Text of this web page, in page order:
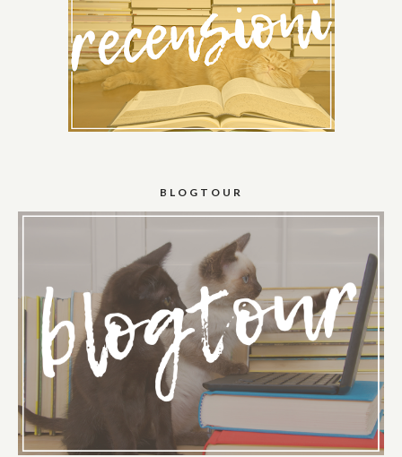
BLOGTOUR